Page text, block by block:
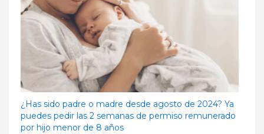
¿Has sido padre o madre desde agosto de 2024? Ya
puedes pedir las 2 semanas de permiso remunerado
por hijo menor de 8 años